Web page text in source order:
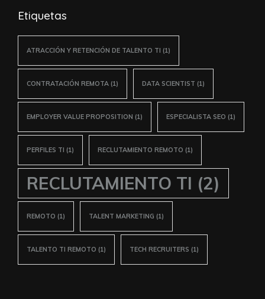
Etiquetas
ATRACCIÓN Y RETENCIÓN DE TALENTO TI (1)
CONTRATACIÓN REMOTA (1) DATA SCIENTIST (1)
EMPLOYER VALUE PROPOSITION (1) ESPECIALISTA SEO (1)
PERFILES TI (1) RECLUTAMIENTO REMOTO (1)
RECLUTAMIENTO TI (2)
REMOTO (1) TALENT MARKETING (1)
TALENTO TI REMOTO (1) TECH RECRUITERS (1)